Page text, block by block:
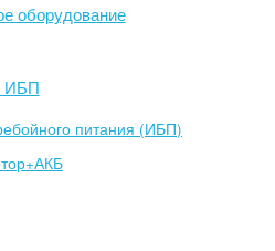
оборудование
ИБП
питания (ИБП)